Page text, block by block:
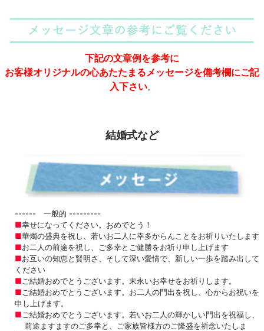
下記の文章例を参考に
お客様オリジナルの心あたたまるメッセージを備考欄にご記
入下さい。
結婚式など
------ 一般的 ---------
■幸せになってください。おめでとう！
■華燭の盛典を祝し、若いお二人に幸多からんことをお祈りいたします
■お二人の前途を祝し、ご多幸とご健勝をお祈り申し上げます
■お互いの知恵と賢明さ、そして深い愛情で、新しい一歩を踏み出して
ください
■ ご結婚おめでとうございます。末永いお幸せをお祈りします。
■ ご結婚おめでとうございます。お二人の門出を祝し、心からお祝いを
申し上げます。
■ ご結婚おめでとうございます。若いお二人の輝かしい門出を祝福し、
前途ますますのご多幸と、ご家族皆様方のご隆盛を祈念いたしま